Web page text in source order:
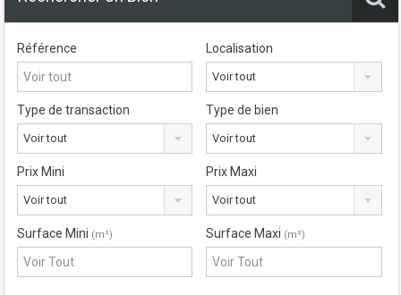
Référence Localisation
Voir tout
Type de transaction
Voir tout
Type de bien
Voir tout
Prix Mini
Voir tout
Prix Maxi
Voir tout
Surface Mini (m²) Surface Maxi (m²)